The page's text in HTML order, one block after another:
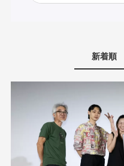
新着順